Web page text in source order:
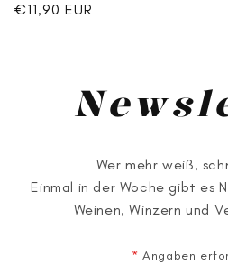
Normaler
€11,90 EUR
Wer mehr weiß,
Einmal in der Woche gibt es
Weinen, Winzern und
* Angaben